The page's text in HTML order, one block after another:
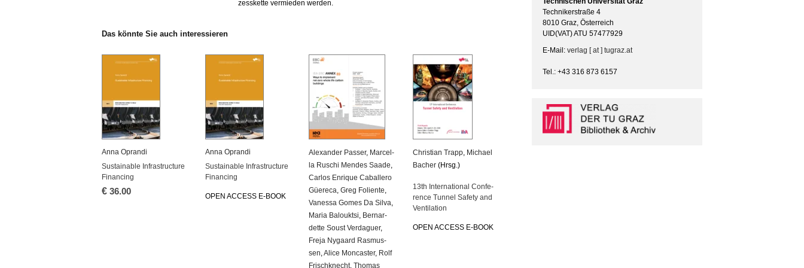
zess­ket­te ver­mie­den wer­den.
Das könn­te Sie auch in­ter­es­sie­ren
Anna Opran­di
Sustainable In­fra­struc­tu­re
Fi­nan­cing
€ 36.00
Anna Opran­di
Sustainable In­fra­struc­tu­re
Fi­nan­cing
OPEN AC­CESS E-BOOK
Alex­an­der Pas­ser, Mar­cel­
la Ru­schi Men­des Saade
Car­los En­ri­que Ca­bal­le­ro
Güe­re­ca ,Greg Fo­li­en­te
Va­nes­sa Gomes Da Silva
Maria Ba­loukt­si Ber­nar­
det­te Soust Ver­da­guer,
Freja Ny­gaard Ras­mus­
sen ,Alice Mon­cas­ter, Rolf
Frisch­knecht ,Tho­mas
Chris­ti­an Trapp, Mi­cha­el
Ba­cher(Hrsg.)
13th In­ter­na­tio­nal Con­fe­
rence Tun­nel Safe­ty and
Ven­ti­la­ti­on
OPEN AC­CESS E-BOOK
Technikerstraße 4
8010 Graz, Österreich
UID(VAT) ATU 57477929
E-Mail: verlag [ at ] tugraz.at
Tel.: +43 316 873 6157